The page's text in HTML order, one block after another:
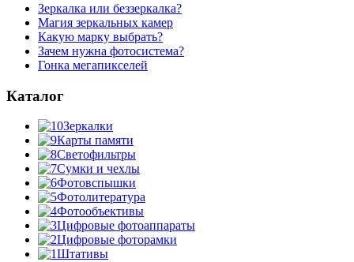
Зеркалка или беззеркалка?
Магия зеркальных камер
Какую марку выбрать?
Зачем нужна фотосистема?
Гонка мегапикселей
Каталог
Зеркалки
Карты памяти
Светофильтры
Сумки и чехлы
Фотовспышки
Фотолитература
Фотообъективы
Цифровые фотоаппараты
Цифровые фоторамки
Штативы